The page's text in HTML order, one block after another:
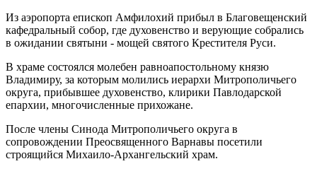
Из аэропорта епископ Амфилохий прибыл в Благовещенский
кафедральный собор, где духовенство и верующие собрались
в ожидании святыни - мощей святого Крестителя Руси.
В храме состоялся молебен равноапостольному князю
Владимиру, за которым молились иерархи Митрополичьего
округа, прибывшее духовенство, клирики Павлодарской
епархии, многочисленные прихожане.
После члены Синода Митрополичьего округа в
сопровождении Преосвященного Варнавы посетили
строящийся Михаило-Архангельский храм.